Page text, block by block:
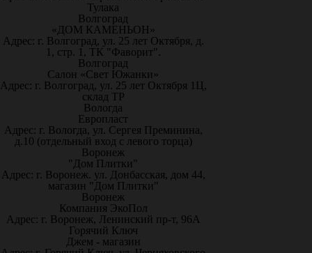
Тулака
Волгоград
«ДОМ КАМЕНЬОН»
Адрес: г. Волгоград, ул. 25 лет Октября, д.
1, стр. 1, ТК "Фаворит".
Волгоград
Салон «Свет Южанки»
Адрес: г. Волгоград, ул. 25 лет Октября 1Ц,
склад ТР
Вологда
Европласт
Адрес: г. Вологда, ул. Сергея Преминина,
д.10 (отдельный вход с левого торца)
Воронеж
"Дом Плитки"
Адрес: г. Воронеж. ул. Донбасская, дом 44,
магазин "Дом Плитки"
Воронеж
Компания ЭкоПол
Адрес: г. Воронеж, Ленинский пр-т, 96А
Горячий Ключ
Джем - магазин